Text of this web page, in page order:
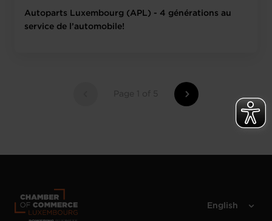
Autoparts Luxembourg (APL) - 4 générations au
service de l’automobile!
Page 1 of 5